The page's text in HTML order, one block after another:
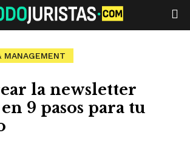
MANAGEMENT
la newsletter
9 pasos para tu